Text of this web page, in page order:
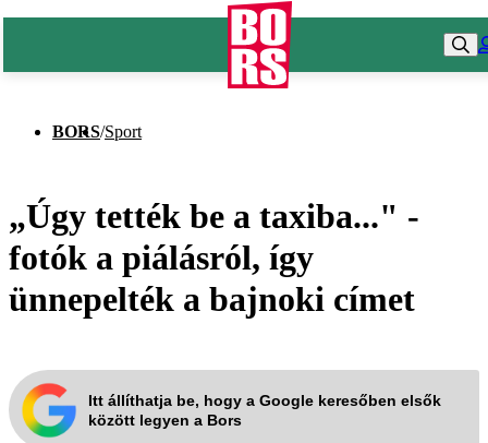
BORS/Sport
„Úgy tették be a taxiba..." -
fotók a piálásról, így
ünnepelték a bajnoki címet
Itt állíthatja be, hogy a Google keresőben elsők
között legyen a Bors